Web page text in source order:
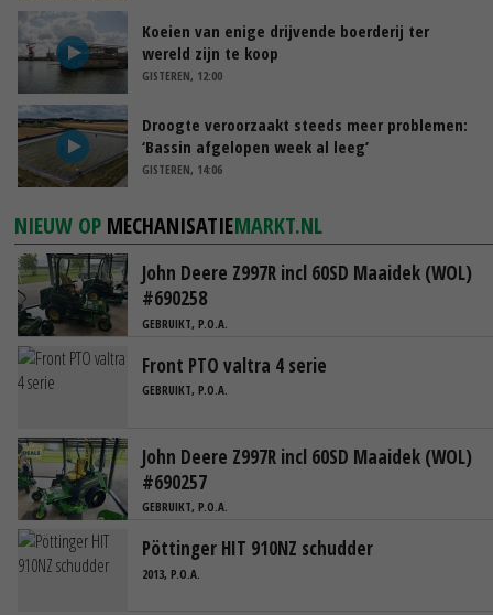
Koeien van enige drijvende boerderij ter
wereld zijn te koop
GISTEREN, 12:00
Droogte veroorzaakt steeds meer problemen:
‘Bassin afgelopen week al leeg’
GISTEREN, 14:06
NIEUW OP MECHANISATIEMARKT.NL
John Deere Z997R incl 60SD Maaidek (WOL)
#690258
GEBRUIKT, P.O.A.
Front PTO valtra 4 serie
GEBRUIKT, P.O.A.
John Deere Z997R incl 60SD Maaidek (WOL)
#690257
GEBRUIKT, P.O.A.
Pöttinger HIT 910NZ schudder
2013, P.O.A.